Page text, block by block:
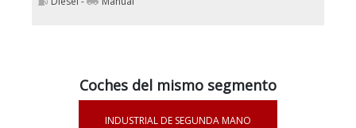
Coches del mismo segmento
INDUSTRIAL DE SEGUNDA MANO